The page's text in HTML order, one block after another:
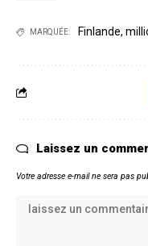
MARQUÉE: Finlande,
Laissez un
Votre adresse e-mail ne sera pas